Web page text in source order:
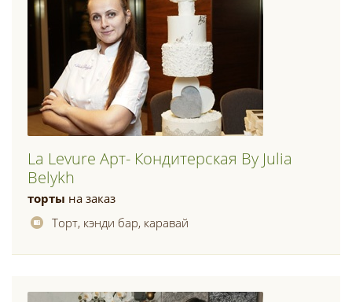
La Levure Арт- Кондитерская By Julia
Belykh
торты на заказ
Торт, кэнди бар, каравай